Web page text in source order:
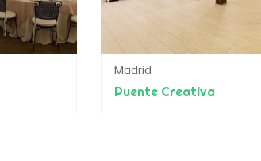
Madrid
Puente Creativa